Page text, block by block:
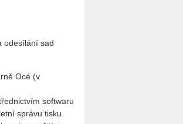
odesílání sad
Océ (v
softwaru
správu tisku.